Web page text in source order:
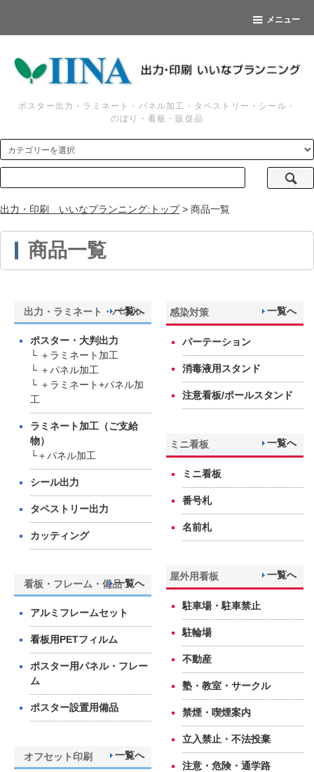
メニュー
ポスター出力・ラミネート・パネル加工・タペストリー・シール・
のぼり・看板・販促品
出力・印刷 いいなプランニング:トップ> 商品一覧
商品一覧
出力・ラミネート・パネル
一覧へ
ポスター・大判出力
└ ＋ラミネート加工
└ ＋パネル加工
└ ＋ラミネート+パネル加
工
ラミネート加工（ご支給
物）
└＋パネル加工
シール出力
タペストリー出力
カッティング
看板・フレーム・備品一覧へ
アルミフレームセット
看板用PETフィルム
ポスター用パネル・フレー
ム
ポスター設置用備品
オフセット印刷 一覧へ
感染対策 一覧へ
パーテーション
消毒液用スタンド
注意看板/ポールスタンド
ミニ看板 一覧へ
ミニ看板
番号札
名前札
屋外用看板 一覧へ
駐車場・駐車禁止
駐輪場
不動産
塾・教室・サークル
禁煙・喫煙案内
立入禁止・不法投棄
注意・危険・通学路